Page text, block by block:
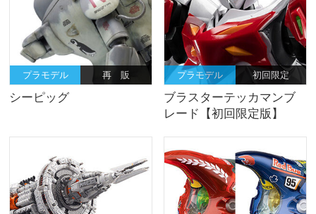
プラモデル 再 販
シーピッグ
プラモデル 初回限定
ブラスターテッカマンブ
レード【初回限定版】